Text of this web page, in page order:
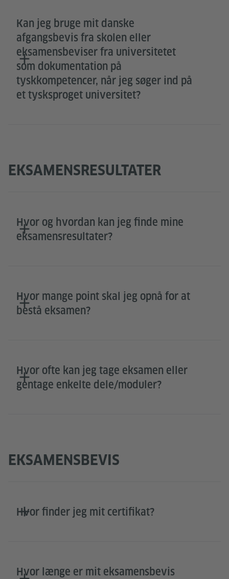
Kan jeg bruge mit danske
afgangsbevis fra skolen eller
eksamensbeviser fra universitetet
som dokumentation på
tyskkompetencer, når jeg søger ind på
et tysksproget universitet?
EKSAMENSRESULTATER
Hvor og hvordan kan jeg finde mine
eksamensresultater?
Hvor mange point skal jeg opnå for at
bestå eksamen?
Hvor ofte kan jeg tage eksamen eller
gentage enkelte dele/moduler?
EKSAMENSBEVIS
Hvor finder jeg mit certifikat?
Hvor længe er mit eksamensbevis